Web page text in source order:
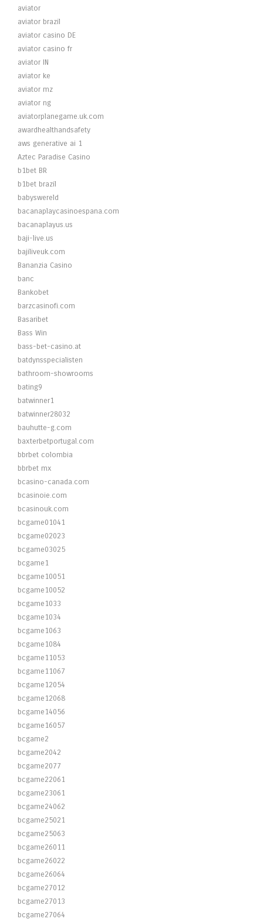
aviator
aviator brazil
aviator casino DE
aviator casino fr
aviator IN
aviator ke
aviator mz
aviator ng
aviatorplanegame.uk.com
awardhealthandsafety
aws generative ai 1
Aztec Paradise Casino
b1bet BR
b1bet brazil
babyswereld
bacanaplaycasinoespana.com
bacanaplayus.us
baji-live.us
bajiliveuk.com
Bananzia Casino
banc
Bankobet
barzcasinofi.com
Basaribet
Bass Win
bass-bet-casino.at
batdynsspecialisten
bathroom-showrooms
bating9
batwinner1
batwinner28032
bauhutte-g.com
baxterbetportugal.com
bbrbet colombia
bbrbet mx
bcasino-canada.com
bcasinoie.com
bcasinouk.com
bcgame01041
bcgame02023
bcgame03025
bcgame1
bcgame10051
bcgame10052
bcgame1033
bcgame1034
bcgame1063
bcgame1084
bcgame11053
bcgame11067
bcgame12054
bcgame12068
bcgame14056
bcgame16057
bcgame2
bcgame2042
bcgame2077
bcgame22061
bcgame23061
bcgame24062
bcgame25021
bcgame25063
bcgame26011
bcgame26022
bcgame26064
bcgame27012
bcgame27013
bcgame27064